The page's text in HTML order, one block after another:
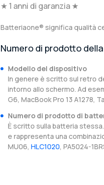
★ 1 anni di garanzia ★
Batteriaone® significa qualità
Numero di prodotto
Modello del dispositivo
In genere è scritto sul retro
intorno allo schermo. Ad
G6, MacBook Pro 13 A1278,
Numero di prodotto di
È scritto sulla batteria
e rappresenta una
MU06, HLC1020, PA5024-